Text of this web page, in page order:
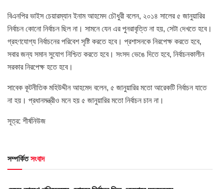
বিএনপির ভাইস চেয়ারম্যান ইনাম আহমেদ চৌধুরী বলেন, ২০১৪ সালের ৫ জানুয়ারির
নির্বাচন কোনো নির্বাচন ছিল না। সামনে যেন এর পুনরাবৃত্তি না হয়, সেটা দেখতে হবে।
গ্রহণযোগ্য নির্বাচনের পরিবেশ সৃষ্টি করতে হবে। প্রশাসনকে নিরপেক্ষ করতে হবে,
সবার জন্য সমান সুযোগ নিশ্চিত করতে হবে। সংসদ ভেঙে দিতে হবে, নির্বাচনকালীন
সরকার নিরপেক্ষ হতে হবে।
সাবেক কূটনীতিক মহিউদ্দীন আহমেদ বলেন, ৫ জানুয়ারির মতো আরেকটি নির্বাচন যাতে
না হয়। প্রধানমন্ত্রীও মনে হয় ৫ জানুয়ারির মতো নির্বাচন চান না।
সূত্র: শীর্ষনিউজ
সম্পর্কিতসংবাদ
HOME POST